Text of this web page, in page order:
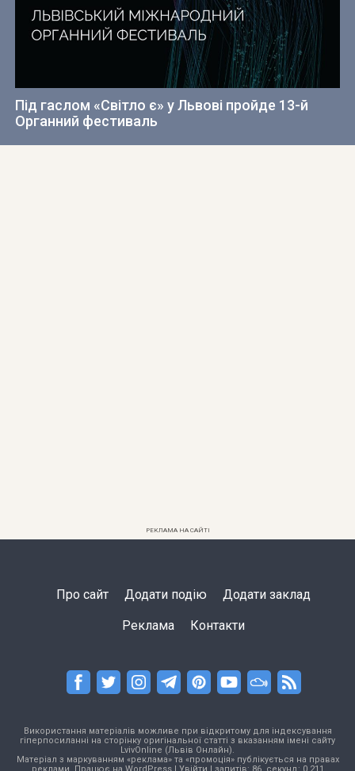
Під гаслом «Світло є» у Львові пройде 13-й
Органний фестиваль
РЕКЛАМА НА САЙТІ
Про сайт Додати подію Додати заклад
Реклама Контакти
Використання матеріалів можливе при відкритому для індексування
гіперпосиланні на сторінку оригінальної статті з вказанням імені сайту
LvivOnline (Львів Онлайн).
Матеріал з маркуванням «реклама» та «промоція» публікується на правах